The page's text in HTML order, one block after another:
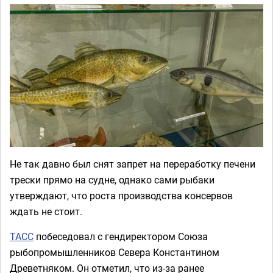
Не так давно был снят запрет на переработку печени
трески прямо на судне, однако сами рыбаки
утверждают, что роста производства консервов
ждать не стоит.
ТАСС побеседовал с гендиректором Союза
рыбопромышленников Севера Константином
Древетняком. Он отметил, что из-за ранее